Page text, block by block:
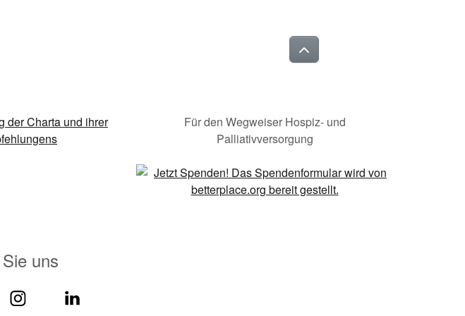
Für den Wegweiser Hospiz- und
Palliativversorgung
uns